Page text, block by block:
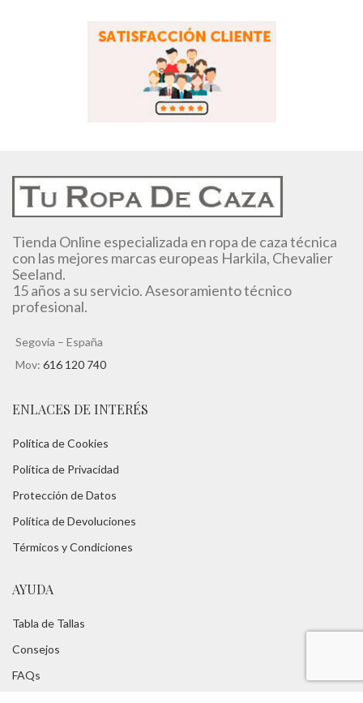
Tienda Online especializada en ropa de caza técnica
con las mejores marcas europeas Harkila, Chevalier
Seeland.
15 años a su servicio. Asesoramiento técnico
profesional.
Segovia – España
Mov: 616 120 740
ENLACES DE INTERÉS
Política de Cookies
Política de Privacidad
Protección de Datos
Política de Devoluciones
Térmicos y Condiciones
AYUDA
Tabla de Tallas
Consejos
FAQs